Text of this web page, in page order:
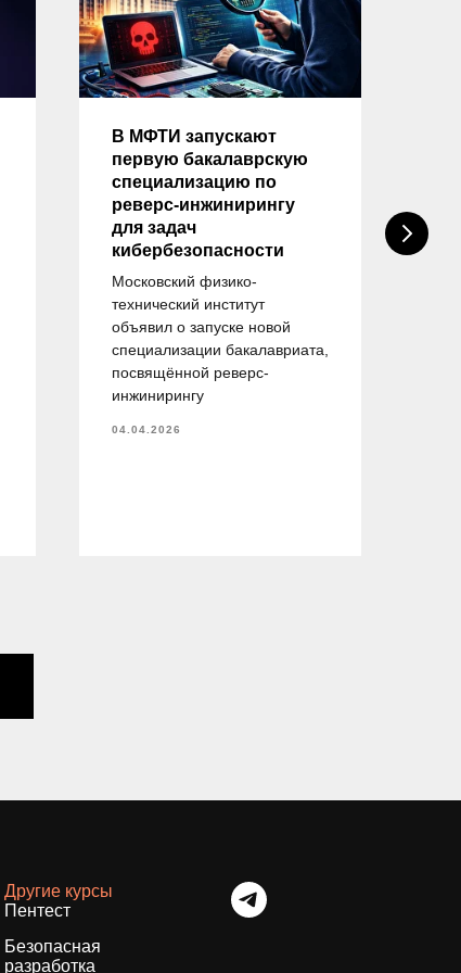
В МФТИ запускают
первую бакалаврскую
специализацию по
реверс-инжинирингу
для задач
кибербезопасности
Московский физико-
технический институт
объявил о запуске новой
специализации бакалавриата,
посвящённой реверс-
инжинирингу
04.04.2026
Другие курсы
Пентест
Безопасная
разработка